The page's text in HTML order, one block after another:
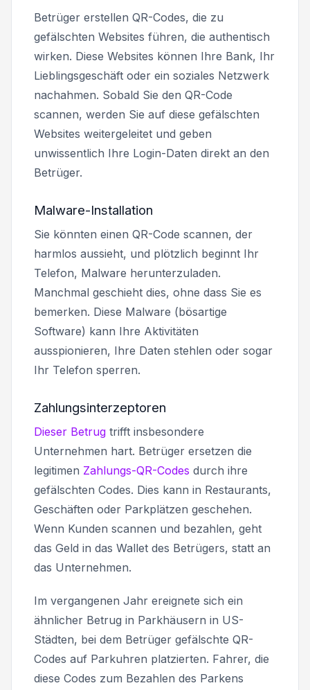
Betrüger erstellen QR-Codes, die zu
gefälschten Websites führen, die authentisch
wirken. Diese Websites können Ihre Bank, Ihr
Lieblingsgeschäft oder ein soziales Netzwerk
nachahmen. Sobald Sie den QR-Code
scannen, werden Sie auf diese gefälschten
Websites weitergeleitet und geben
unwissentlich Ihre Login-Daten direkt an den
Betrüger.
Malware-Installation
Sie könnten einen QR-Code scannen, der
harmlos aussieht, und plötzlich beginnt Ihr
Telefon, Malware herunterzuladen.
Manchmal geschieht dies, ohne dass Sie es
bemerken. Diese Malware (bösartige
Software) kann Ihre Aktivitäten
ausspionieren, Ihre Daten stehlen oder sogar
Ihr Telefon sperren.
Zahlungsinterzeptoren
Dieser Betrug trifft insbesondere
Unternehmen hart. Betrüger ersetzen die
legitimen Zahlungs-QR-Codes durch ihre
gefälschten Codes. Dies kann in Restaurants,
Geschäften oder Parkplätzen geschehen.
Wenn Kunden scannen und bezahlen, geht
das Geld in das Wallet des Betrügers, statt an
das Unternehmen.
Im vergangenen Jahr ereignete sich ein
ähnlicher Betrug in Parkhäusern in US-
Städten, bei dem Betrüger gefälschte QR-
Codes auf Parkuhren platzierten. Fahrer, die
diese Codes zum Bezahlen des Parkens